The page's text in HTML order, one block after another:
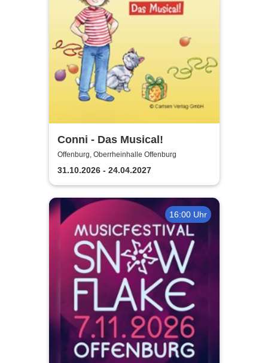
Conni - Das Musical!
Offenburg, Oberrheinhalle Offenburg
31.10.2026 - 24.04.2027
16:00 Uhr